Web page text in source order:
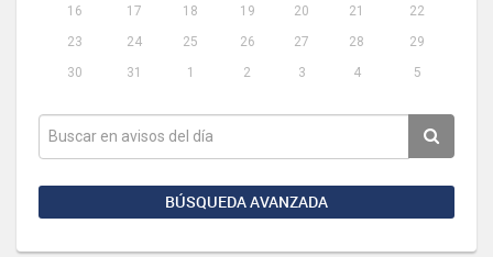
16
17 18 19 20 21
22
23
24 25 26 27 28
29
30
31 1 2 3 4 5
BÚSQUEDA AVANZADA